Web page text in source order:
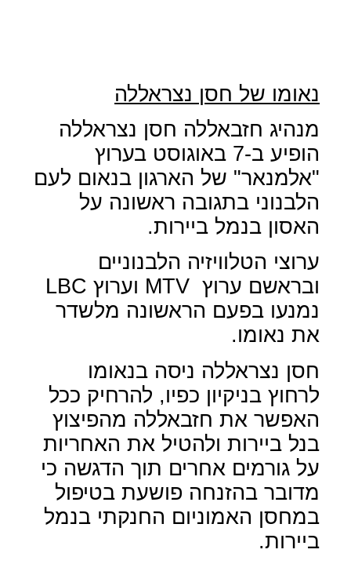
נאומו של חסן נצראללה
מנהיג חזבאללה חסן נצראללה
הופיע ב-7 באוגוסט בערוץ
"אלמנאר" של הארגון בנאום לעם
הלבנוני בתגובה ראשונה על
האסון בנמל ביירות.
ערוצי הטלוויזיה הלבנוניים
ובראשם ערוץ MTV וערוץ LBC
נמנעו בפעם הראשונה מלשדר
את נאומו.
חסן נצראללה ניסה בנאומו
לרחוץ בניקיון כפיו, להרחיק ככל
האפשר את חזבאללה מהפיצוץ
בנל ביירות ולהטיל את האחריות
על גורמים אחרים תוך הדגשה כי
מדובר בהזנחה פושעת בטיפול
במחסן האמוניום החנקתי בנמל
ביירות.